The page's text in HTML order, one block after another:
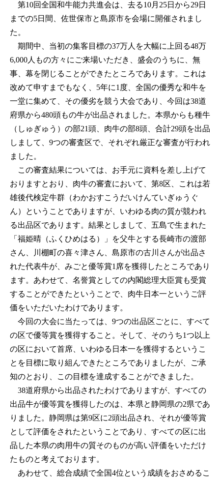
第10回全国和牛能力共進会は、去る10月25日から29日
までの5日間、佐世保市と島原市を会場に開催されまし
た。
期間中、当初の集客目標の37万人を大幅に上回る48万
6,000人もの方々にご来場いただき、盛会のうちに、無
事、幕を閉じることができたところであります。これは
改めて申すまでもなく、5年に1度、全国の優秀な和牛を
一堂に集めて、その優劣を競う大会であり、今回は38道
府県から480頭もの牛が出品されました。本県からも種牛
（しゅぎゅう）の部21頭、肉牛の部8頭、合計29頭を出品
しまして、9つの審査区で、それぞれ厳正な審査が行われ
ました。
この審査結果については、お手元に資料を差し上げて
おりますとおり、肉牛の審査において、第8区、これは若
雄後代検定牛群（わかおすこうだいけんていぎゅうぐ
ん）ということでありますが、いわゆる肉の質が競われ
る出品区であります。結果としまして、五島で生まれた
「福姫晴（ふくひめはる）」を父牛とする長崎市の渡部
さん、川棚町の喜々津さん、島原市の古川さんが出品さ
れた代表牛が、みごと優等賞1席を獲得したところであり
ます。あわせて、名誉賞としての内閣総理大臣賞も受賞
することができたということで、肉牛日本一というご評
価をいただいたわけであります。
今回の大会に当たっては、9つの出品区ごとに、すべて
の区で優等賞を獲得すること。そして、そのうち1つ以上
の区において首席、いわゆる日本一を獲得するというこ
とを目標に取り組んできたところでありましたが、ご承
知のとおり、この目標を達成することができました。
38道府県から出品されたわけでありますが、すべての
出品牛が優等賞を獲得したのは、本県と静岡県の2県であ
りました。静岡県は第9区に2頭出品され、それが優等賞
として評価をされたということであり、すべての区に出
品した本県の肉用牛の質そのものが高い評価をいただけ
たものと考えております。
あわせて、総合成績で全国4位という成績をおさめるこ